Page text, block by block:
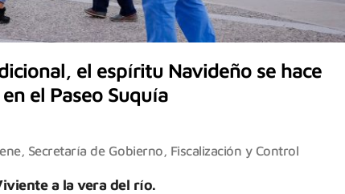
el espíritu Navideño se hace
el Paseo Suquía
, Secretaría de Gobierno, Fiscalización y Control
a la vera del río.